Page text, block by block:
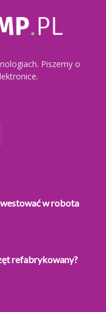
Piszemy o
w robota
refabrykowany?